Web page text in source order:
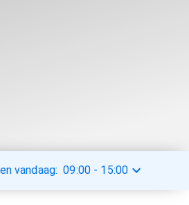
vandaag: 09:00 - 15:00